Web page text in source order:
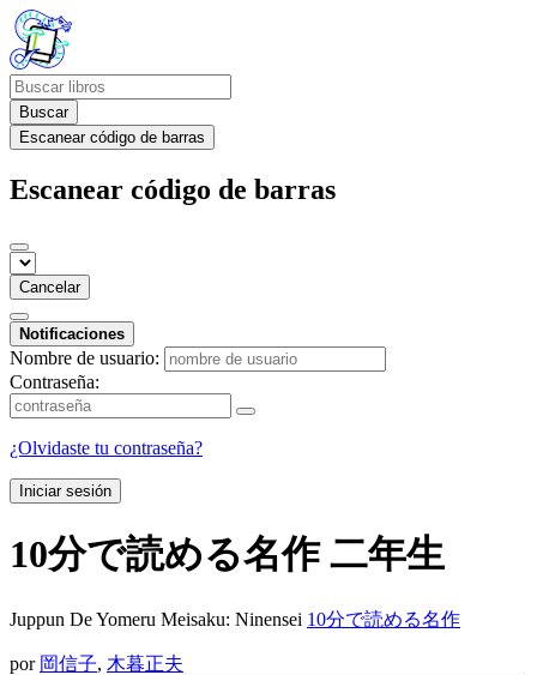
Buscar
Escanear código de barras
Escanear código de barras
Cancelar
Notificaciones
Nombre de usuario:
Contraseña:
¿Olvidaste tu contraseña?
Iniciar sesión
10分で読める名作 二年生
Juppun De Yomeru Meisaku: Ninensei 10分で読める名作
por 岡信子, 木暮正夫